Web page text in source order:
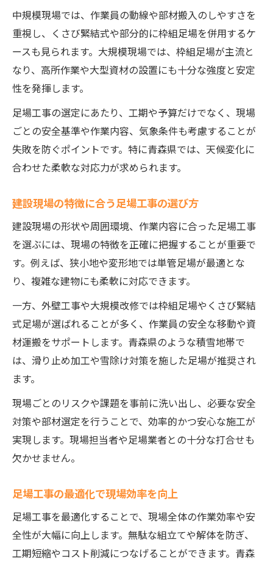
中規模現場では、作業員の動線や部材搬入のしやすさを
重視し、くさび緊結式や部分的に枠組足場を併用するケ
ースも見られます。大規模現場では、枠組足場が主流と
なり、高所作業や大型資材の設置にも十分な強度と安定
性を発揮します。
足場工事の選定にあたり、工期や予算だけでなく、現場
ごとの安全基準や作業内容、気象条件も考慮することが
失敗を防ぐポイントです。特に青森県では、天候変化に
合わせた柔軟な対応力が求められます。
建設現場の特徴に合う足場工事の選び方
建設現場の形状や周囲環境、作業内容に合った足場工事
を選ぶには、現場の特徴を正確に把握することが重要で
す。例えば、狭小地や変形地では単管足場が最適とな
り、複雑な建物にも柔軟に対応できます。
一方、外壁工事や大規模改修では枠組足場やくさび緊結
式足場が選ばれることが多く、作業員の安全な移動や資
材運搬をサポートします。青森県のような積雪地帯で
は、滑り止め加工や雪除け対策を施した足場が推奨され
ます。
現場ごとのリスクや課題を事前に洗い出し、必要な安全
対策や部材選定を行うことで、効率的かつ安心な施工が
実現します。現場担当者や足場業者との十分な打合せも
欠かせません。
足場工事の最適化で現場効率を向上
足場工事を最適化することで、現場全体の作業効率や安
全性が大幅に向上します。無駄な組立てや解体を防ぎ、
工期短縮やコスト削減につなげることができます。青森